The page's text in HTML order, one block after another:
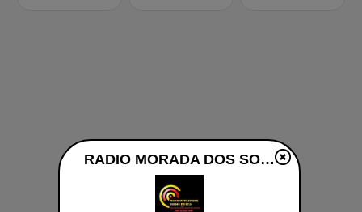
RADIO MORADA DOS SONHOS FM 87.9 ao vivo